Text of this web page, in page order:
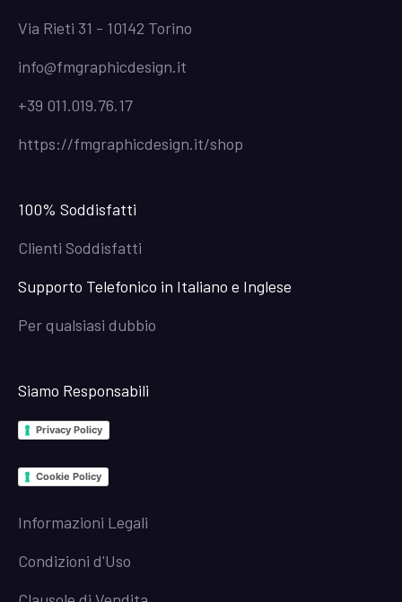
Via Rieti 31 - 10142 Torino
info@fmgraphicdesign.it
+39 011.019.76.17
https://fmgraphicdesign.it/shop
100% Soddisfatti
Clienti Soddisfatti
Supporto Telefonico in Italiano e Inglese
Per qualsiasi dubbio
Siamo Responsabili
Privacy Policy
Cookie Policy
Informazioni Legali
Condizioni d'Uso